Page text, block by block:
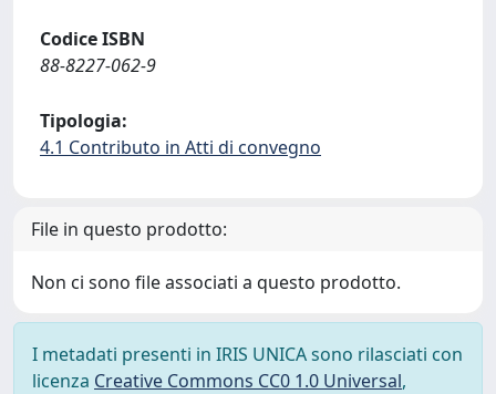
Codice ISBN
88-8227-062-9
Tipologia:
4.1 Contributo in Atti di convegno
File in questo prodotto:
Non ci sono file associati a questo prodotto.
I metadati presenti in IRIS UNICA sono rilasciati con
licenza Creative Commons CC0 1.0 Universal,